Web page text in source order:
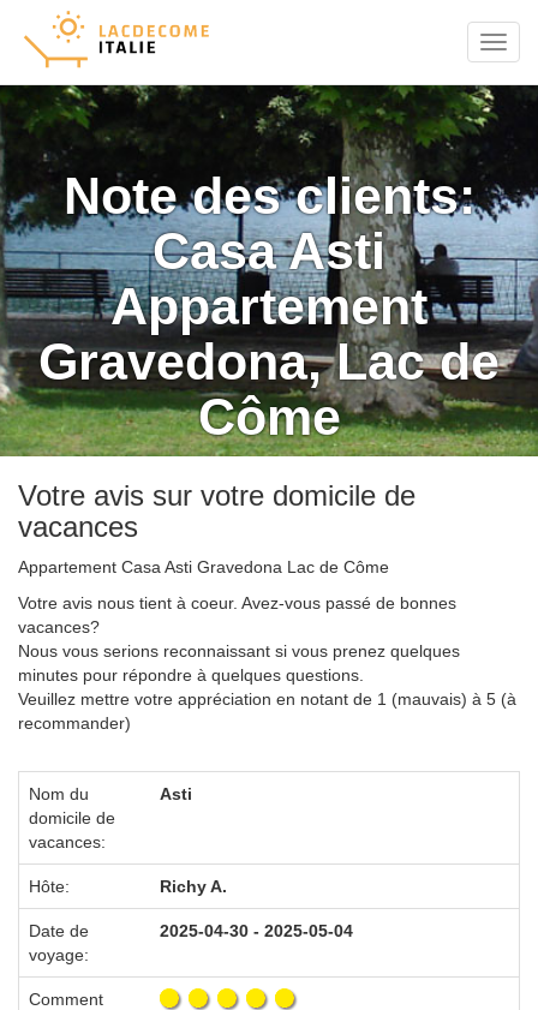
Menu
Note des clients:
Casa Asti
Appartement
Gravedona, Lac de
Côme
Votre avis sur votre domicile de
vacances
Appartement Casa Asti Gravedona Lac de Côme
Votre avis nous tient à coeur. Avez-vous passé de bonnes
vacances?
Nous vous serions reconnaissant si vous prenez quelques
minutes pour répondre à quelques questions.
Veuillez mettre votre appréciation en notant de 1 (mauvais) à 5 (à
recommander)
Nom du
domicile de
vacances:
Asti
Hôte: Richy A.
Date de
voyage:
2025-04-30 - 2025-05-04
Comment